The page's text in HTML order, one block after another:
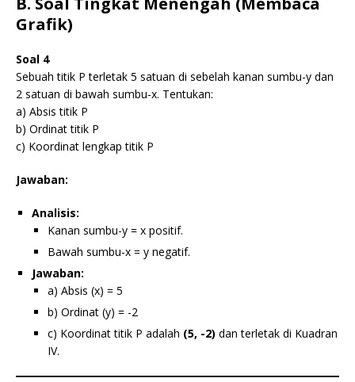
Grafik)
Soal 4
Sebuah titik P terletak 5 satuan di sebelah kanan sumbu-y dan
2 satuan di bawah sumbu-x. Tentukan:
a) Absis titik P
b) Ordinat titik P
c) Koordinat lengkap titik P
Jawaban:
Analisis:
Kanan sumbu-y = x positif.
Bawah sumbu-x = y negatif.
Jawaban:
a) Absis (x) = 5
b) Ordinat (y) = -2
c) Koordinat titik P adalah (5, -2) dan terletak di Kuadran
IV.